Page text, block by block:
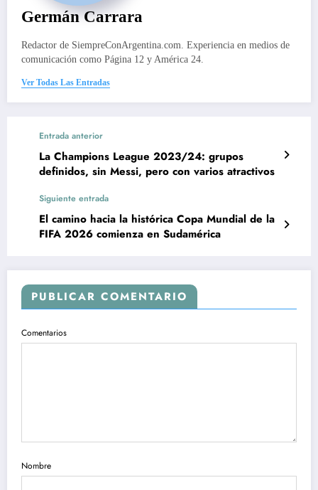
Germán Carrara
Redactor de SiempreConArgentina.com. Experiencia en medios de
comunicación como Página 12 y América 24.
Ver Todas Las Entradas
Entrada anterior
La Champions League 2023/24: grupos
definidos, sin Messi, pero con varios atractivos
Siguiente entrada
El camino hacia la histórica Copa Mundial de la
FIFA 2026 comienza en Sudamérica
PUBLICAR COMENTARIO
Comentarios
Nombre